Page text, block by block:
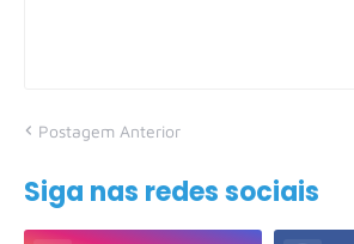
Postagem Anterior
Siga nas redes sociais